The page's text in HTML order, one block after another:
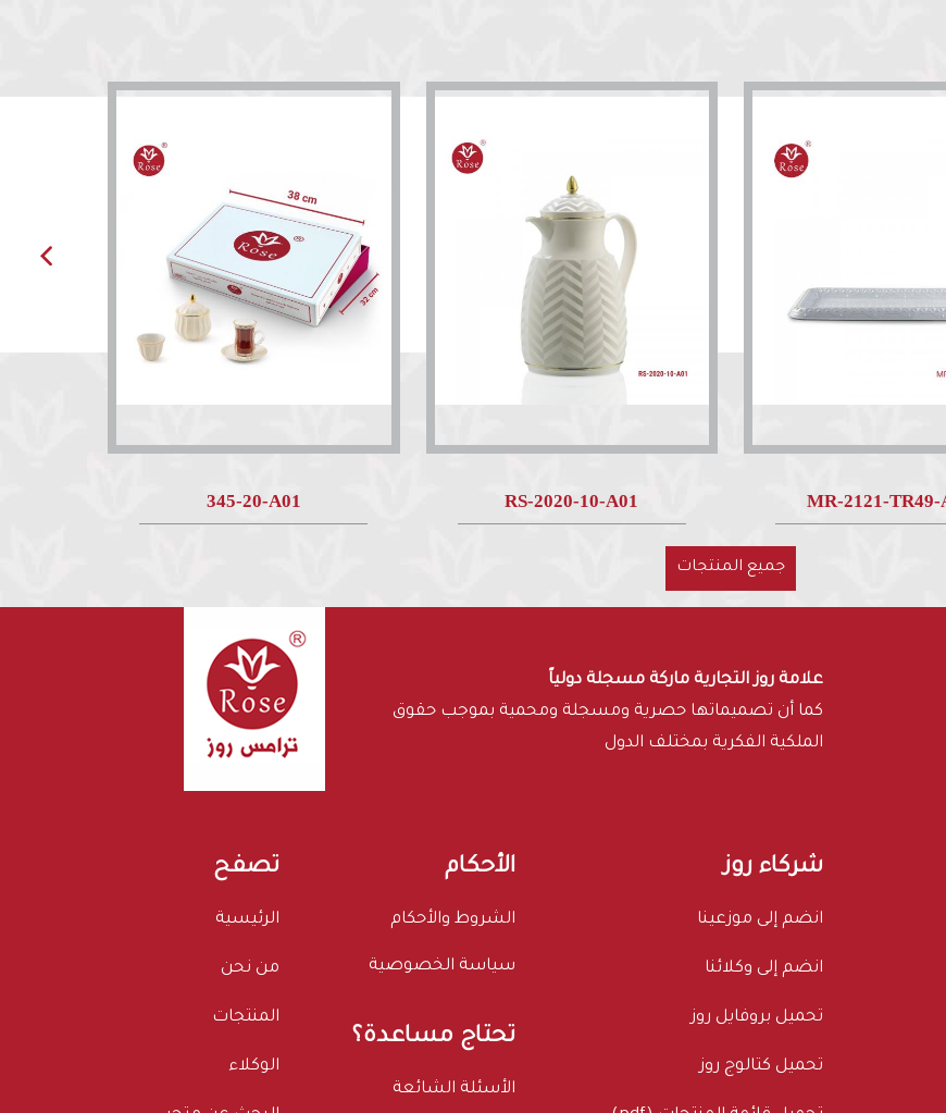
345-20-A01 RS-2020-10-A01 MR-2121-TR49-
جميع المنتجات
علامة روز التجارية ماركة مسجلة دولياً
كما أن تصميماتها حصرية ومسجلة ومحمية بموجب حقوق
الملكية الفكرية بمختلف الدول
تصفح
الرئيسية
من نحن
المنتجات
الوكلاء
الأحكام
الشروط والأحكام
سياسة الخصوصية
تحتاج مساعدة؟
الأسئلة الشائعة
شركاء روز
انضم إلى موزعينا
انضم إلى وكلائنا
تحميل بروفايل روز
تحميل كتالوج روز